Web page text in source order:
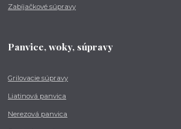
Zabíjačkové súpravy
Panvice, woky, súpravy
Grilovacie súpravy
Liatinová panvica
Nerezová panvica